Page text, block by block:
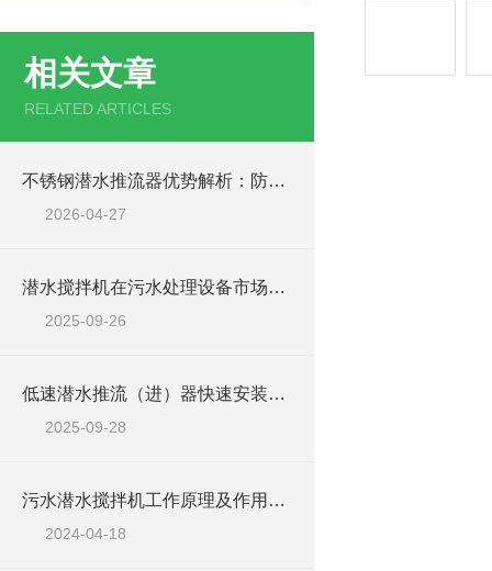
相关文章
RELATED ARTICLES
不锈钢潜水推流器优势解析：防腐耐用污水处理设备
2026-04-27
潜水搅拌机在污水处理设备市场的发展及产品优势
2025-09-26
低速潜水推流（进）器快速安装方法
2025-09-28
污水潜水搅拌机工作原理及作用特点、安装图、CAD结构图
2024-04-18